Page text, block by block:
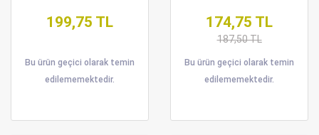
199,75 TL
Bu ürün geçici olarak temin
edilememektedir.
174,75 TL
187,50 TL
Bu ürün geçici olarak temin
edilememektedir.